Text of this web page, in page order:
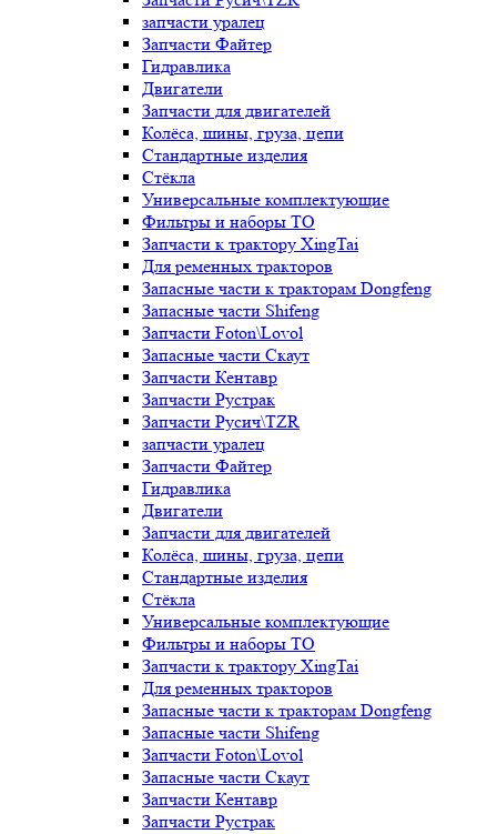
запчасти уралец
Запчасти Файтер
Гидравлика
Двигатели
Запчасти для двигателей
Колёса, шины, груза, цепи
Стандартные изделия
Стёкла
Универсальные комплектующие
Фильтры и наборы ТО
Запчасти к трактору XingTai
Для ременных тракторов
Запасные части к тракторам Dongfeng
Запасные части Shifeng
Запчасти Foton\Lovol
Запасные части Скаут
Запчасти Кентавр
Запчасти Рустрак
Запчасти Русич\TZR
запчасти уралец
Запчасти Файтер
Гидравлика
Двигатели
Запчасти для двигателей
Колёса, шины, груза, цепи
Стандартные изделия
Стёкла
Универсальные комплектующие
Фильтры и наборы ТО
Запчасти к трактору XingTai
Для ременных тракторов
Запасные части к тракторам Dongfeng
Запасные части Shifeng
Запчасти Foton\Lovol
Запасные части Скаут
Запчасти Кентавр
Запчасти Рустрак